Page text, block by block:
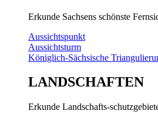
Erkunde Sachsens schönste
Aussichtspunkt
Aussichtsturm
Königlich-Sächsische
LANDSCHAFTEN
Erkunde Landschafts-